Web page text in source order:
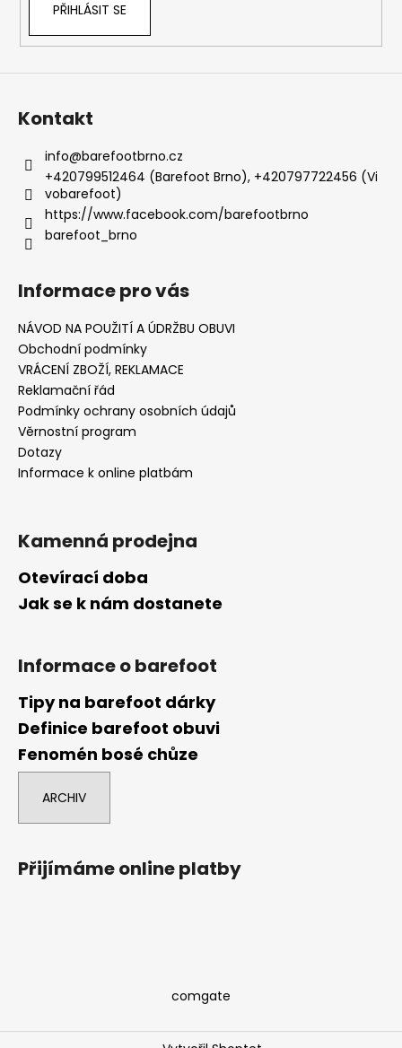
PŘIHLÁSIT SE
Kontakt
info@barefootbrno.cz
+420799512464 (Barefoot Brno), +420797722456 (Vi
vobarefoot)
https://www.facebook.com/barefootbrno
barefoot_brno
Informace pro vás
NÁVOD NA POUŽITÍ A ÚDRŽBU OBUVI
Obchodní podmínky
VRÁCENÍ ZBOŽÍ, REKLAMACE
Reklamační řád
Podmínky ochrany osobních údajů
Věrnostní program
Dotazy
Informace k online platbám
Kamenná prodejna
Otevírací doba
Jak se k nám dostanete
Informace o barefoot
Tipy na barefoot dárky
Definice barefoot obuvi
Fenomén bosé chůze
ARCHIV
Přijímáme online platby
comgate